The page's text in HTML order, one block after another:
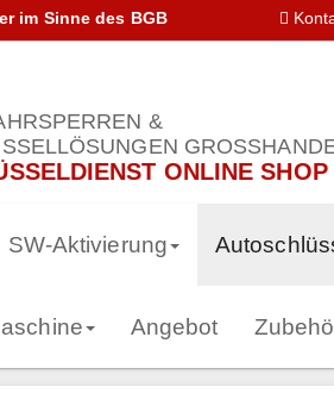
im Sinne des BGB
&
ONLINE SHOP
SW-Aktivierung
Angebot